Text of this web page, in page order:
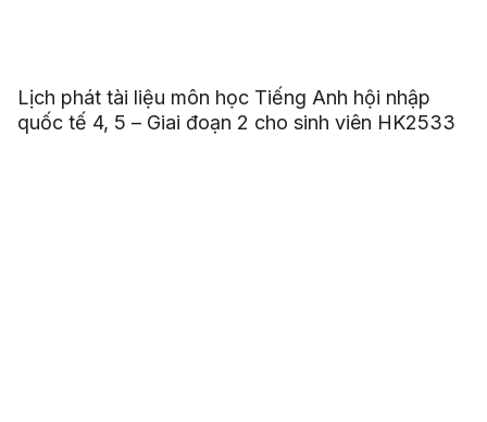
Lịch phát tài liệu môn học Tiếng Anh hội nhập
quốc tế 4, 5 – Giai đoạn 2 cho sinh viên HK2533